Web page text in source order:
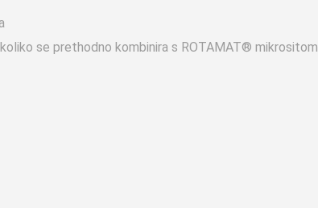
se prethodno kombinira s ROTAMAT® mikrositom